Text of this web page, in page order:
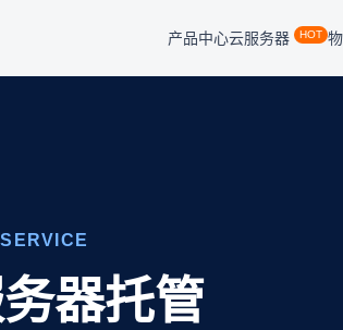
产品中心云服务器 HOT
器托管